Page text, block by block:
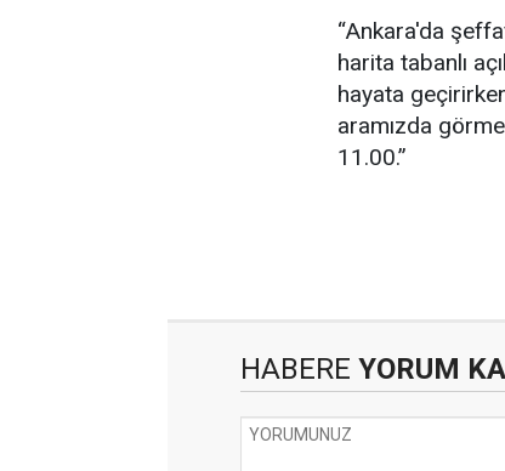
“Ankara'da
harita tabanlı
hayata
aramızda
11.00.”
HABERE YORUM